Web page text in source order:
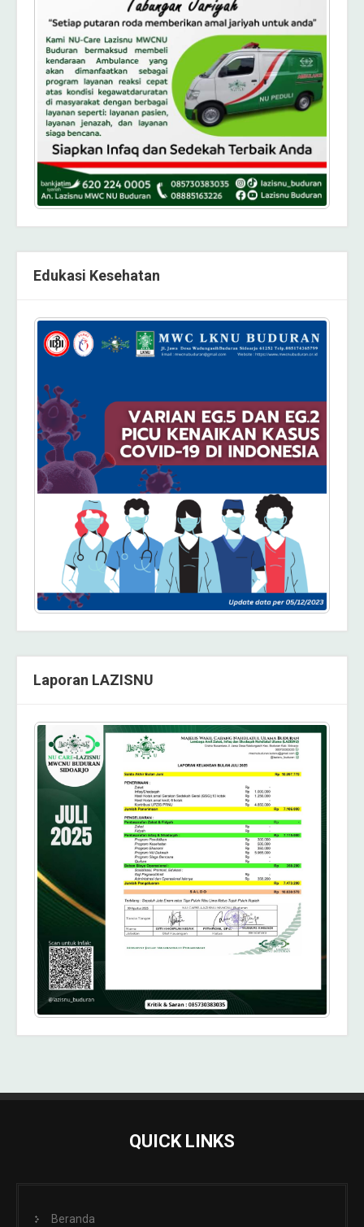
Edukasi Kesehatan
Laporan LAZISNU
QUICK LINKS
Beranda